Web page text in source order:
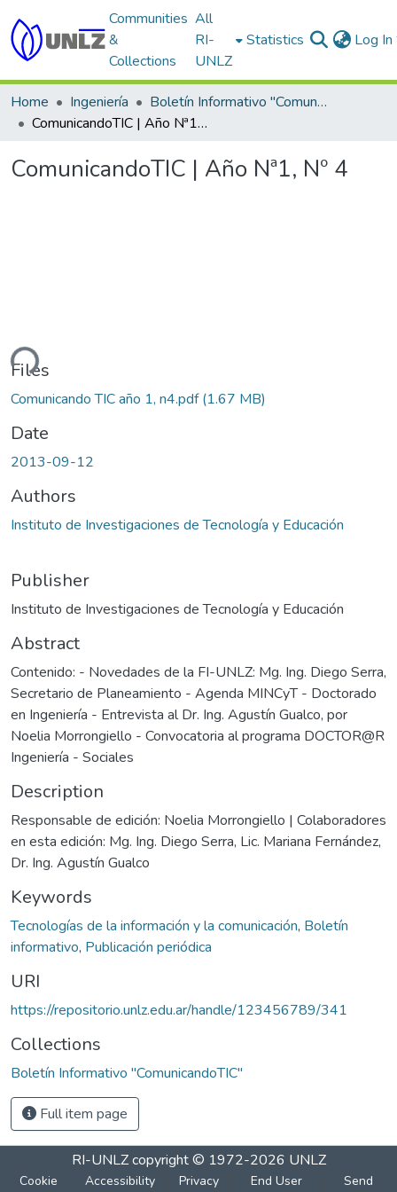
Communities
&
Collections
All
RI-
UNLZ
Statistics Log In
Home Ingeniería
Boletín Informativo "ComunicandoTIC"
ComunicandoTIC | Año Nª1, Nº 4
ComunicandoTIC | Año Nª1, Nº 4
Files
Comunicando TIC año 1, n4.pdf(1.67 MB)
Date
2013-09-12
Authors
Instituto de Investigaciones de Tecnología y Educación
Publisher
Instituto de Investigaciones de Tecnología y Educación
Abstract
Contenido: - Novedades de la FI-UNLZ: Mg. Ing. Diego Serra,
Secretario de Planeamiento - Agenda MINCyT - Doctorado
en Ingeniería - Entrevista al Dr. Ing. Agustín Gualco, por
Noelia Morrongiello - Convocatoria al programa DOCTOR@R
Ingeniería - Sociales
Description
Responsable de edición: Noelia Morrongiello | Colaboradores
en esta edición: Mg. Ing. Diego Serra, Lic. Mariana Fernández,
Dr. Ing. Agustín Gualco
Keywords
Tecnologías de la información y la comunicación, Boletín
informativo, Publicación periódica
URI
https://repositorio.unlz.edu.ar/handle/123456789/341
Collections
Boletín Informativo "ComunicandoTIC"
Full item page
RI-UNLZcopyright © 1972-2026 UNLZ
Cookie
Accessibility
Privacy
End User
Send